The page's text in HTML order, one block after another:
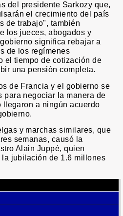
del presidente Sarkozy que,
el crecimiento del país
de trabajo", también
los jueces, abogados y
significa rebajar a
de los regímenes
el tiempo de cotización de
una pensión completa.
de Francia y el gobierno se
para negociar la manera de
llegaron a ningún acuerdo
y marchas similares, que
semanas, causó la
Alain Juppé, quien
jubilación de 1.6 millones